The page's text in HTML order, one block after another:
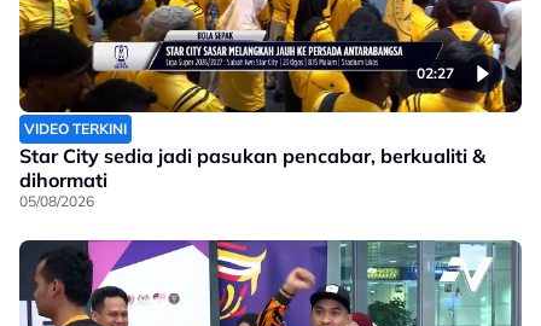
02:27
VIDEO TERKINI
Star City sedia jadi pasukan pencabar, berkualiti &
dihormati
05/08/2026